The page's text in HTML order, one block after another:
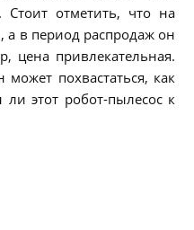
Стоит отметить, что на
а в период распродаж он
цена привлекательная.
похвастаться, как
этот робот-пылесос к